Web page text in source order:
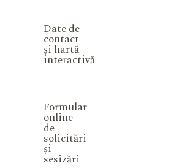
Date de
contact
și hartă
interactivă
Formular
online
de
solicitări
și
sesizări